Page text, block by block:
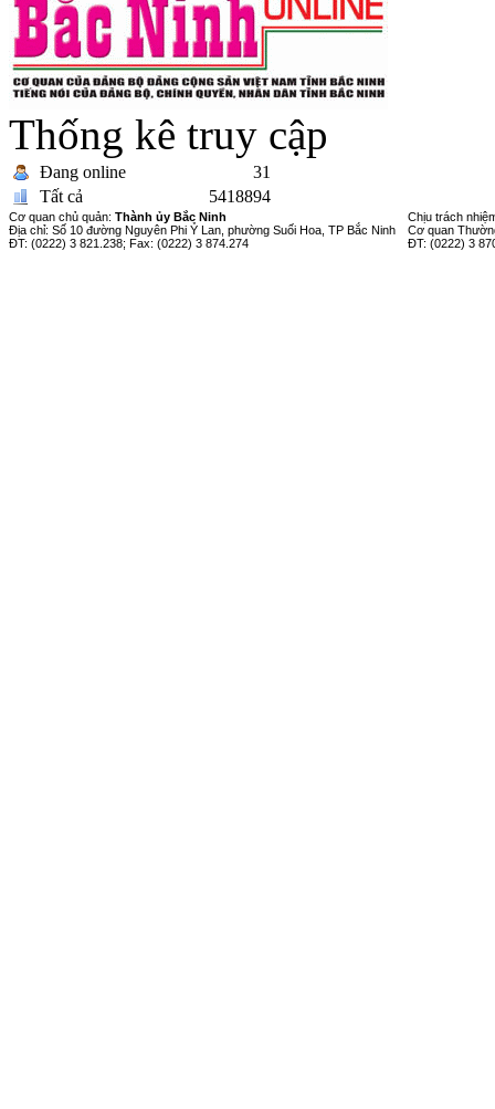
Thống kê truy cập
Đang online
31
Tất cả
5418894
Cơ quan chủ quản: Thành ủy Bắc Ninh
Địa chỉ: Số 10 đường Nguyên Phi Ỷ Lan, phường Suối Hoa, TP Bắc Ninh
ĐT: (0222) 3 821.238; Fax: (0222) 3 874.274
Chịu trách
Cơ quan
ĐT: (0222) 3